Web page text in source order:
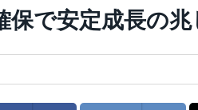
保で安定成長の